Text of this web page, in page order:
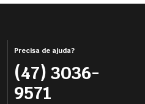
Precisa de ajuda?
(47) 3036-
9571